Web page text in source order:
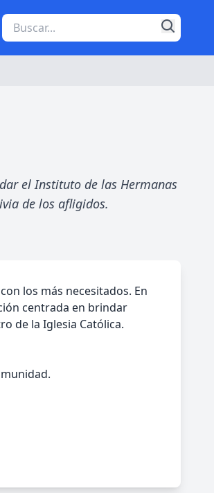
el Instituto de las Hermanas
de los afligidos.
los más necesitados. En
centrada en brindar
de la Iglesia Católica.